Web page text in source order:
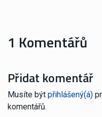
1 Komentářů
Přidat komentář
Musíte být přihlášený(á)
komentářů.